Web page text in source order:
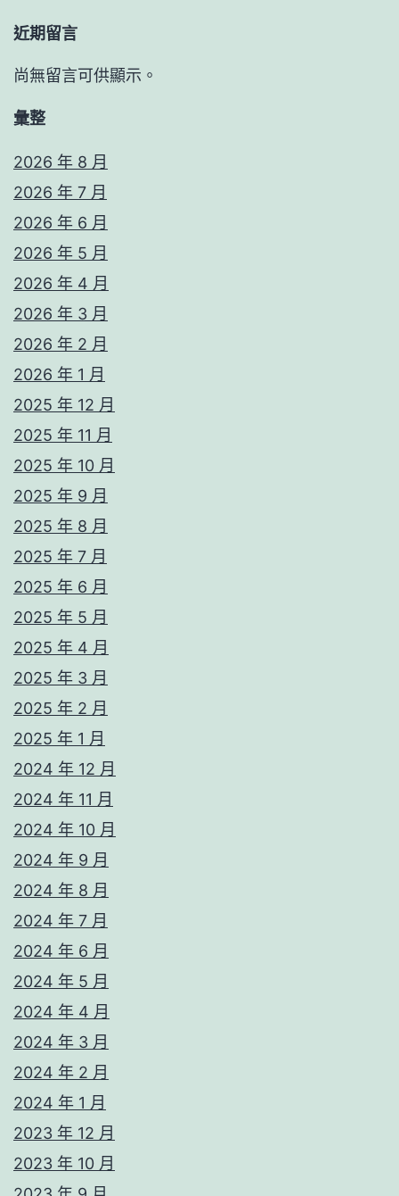
近期留言
尚無留言可供顯示。
彙整
2026 年 8 月
2026 年 7 月
2026 年 6 月
2026 年 5 月
2026 年 4 月
2026 年 3 月
2026 年 2 月
2026 年 1 月
2025 年 12 月
2025 年 11 月
2025 年 10 月
2025 年 9 月
2025 年 8 月
2025 年 7 月
2025 年 6 月
2025 年 5 月
2025 年 4 月
2025 年 3 月
2025 年 2 月
2025 年 1 月
2024 年 12 月
2024 年 11 月
2024 年 10 月
2024 年 9 月
2024 年 8 月
2024 年 7 月
2024 年 6 月
2024 年 5 月
2024 年 4 月
2024 年 3 月
2024 年 2 月
2024 年 1 月
2023 年 12 月
2023 年 10 月